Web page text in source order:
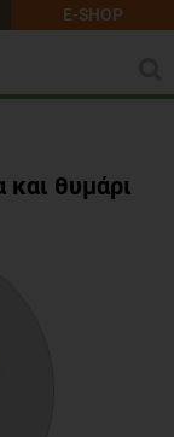
E-SHOP
θυμάρι